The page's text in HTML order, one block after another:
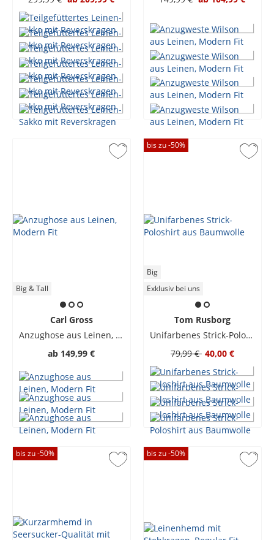
Big & Tall
Carl Gross
Anzughose aus Leinen, Modern Fit
ab 149,99 €
bis zu -50%
Big
Exklusiv bei uns
Tom Rusborg
Unifarbenes Strick-Poloshirt aus Baumwolle
79,99 € 40,00 €
bis zu -50% bis zu -50%